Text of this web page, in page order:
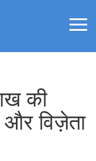
की
और विज़ेता